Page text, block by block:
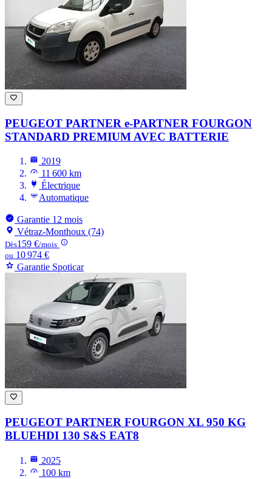
PEUGEOT PARTNER e-PARTNER FOURGON
STANDARD PREMIUM AVEC BATTERIE
2019
11 600 km
Électrique
Automatique
Garantie 12 mois
Vétraz-Monthoux (74)
Dès159 €/mois
ou 10 974 €
Garantie Spoticar
PEUGEOT PARTNER FOURGON XL 950 KG
BLUEHDI 130 S&S EAT8
2025
100 km